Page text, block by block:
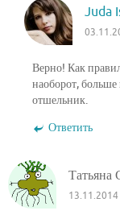
Juda
Верно! Как
наоборот, больше
отшельник.
Ответить
Татьяна
13.11.2014